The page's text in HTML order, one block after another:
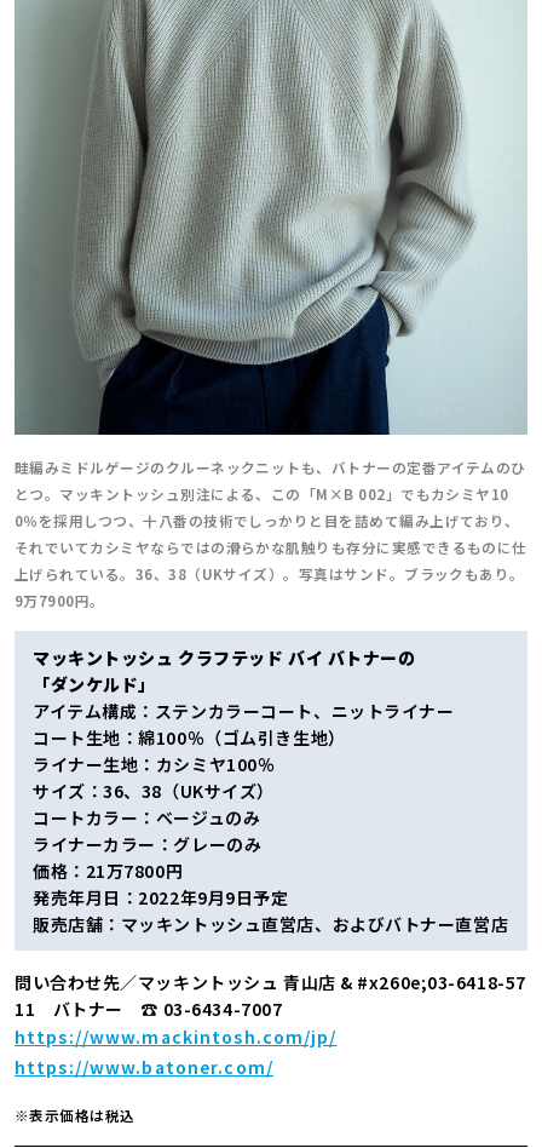
畦編みミドルゲージのクルーネックニットも、バトナーの定番アイテムのひ
とつ。マッキントッシュ別注による、この「M×B 002」でもカシミヤ10
0％を採用しつつ、十八番の技術でしっかりと目を詰めて編み上げており、
それでいてカシミヤならではの滑らかな肌触りも存分に実感できるものに仕
上げられている。36、38（UKサイズ）。写真はサンド。ブラックもあり。
9万7900円。
マッキントッシュ クラフテッド バイ バトナーの
「ダンケルド」
アイテム構成：ステンカラーコート、ニットライナー
コート生地：綿100％（ゴム引き生地）
ライナー生地：カシミヤ100％
サイズ：36、38（UKサイズ）
コートカラー：ベージュのみ
ライナーカラー：グレーのみ
価格：21万7800円
発売年月日：2022年9月9日予定
販売店舗：マッキントッシュ直営店、およびバトナー直営店
問い合わせ先／マッキントッシュ 青山店 & #x260e;03-6418-57
11 バトナー ☎ 03-6434-7007
https://www.mackintosh.com/jp/
https://www.batoner.com/
※表示価格は税込